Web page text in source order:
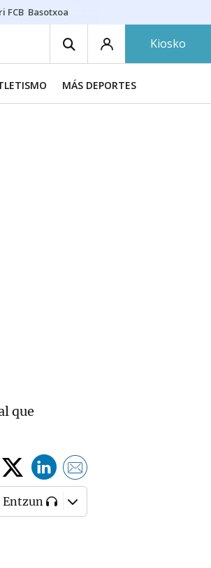
FCB Basotxoa
Kiosko
MÁS DEPORTES
que
Entzun